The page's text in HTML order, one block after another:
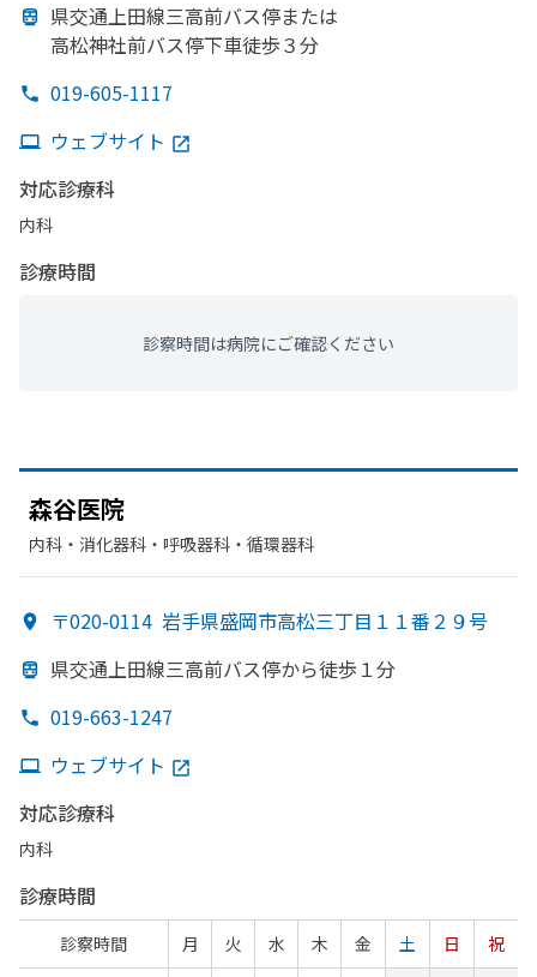
県交通上田線三高前バス停または
高松神社前バス停下車徒歩３分
019-605-1117
ウェブサイト
対応診療科
内科
診療時間
診察時間は病院にご確認ください
森谷医院
内科・​消化器科・​呼吸器科・​循環器科
〒020-0114 岩手県盛岡市高松三丁目１１番２９号
県交通上田線三高前バス停から徒歩１分
019-663-1247
ウェブサイト
対応診療科
内科
診療時間
診察時間 月 火 水 木 金 土 日
祝